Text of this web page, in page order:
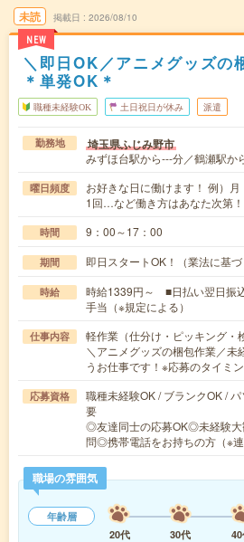
未読
NEW
掲載日 2026/08/10
＼即日OK／アニメグッズの
＊単発OK＊
職種未経験OK 土日祝日が休み 派遣
勤務地 埼玉県ふじみ野市
みずほ台駅から---分／鶴瀬駅か
曜日頻度
お好きな日に働けます！ 例）
1回…など働き方はあなた次第！
時間 9：00～17：00
期間 即日スタートOK！（業法に基づ
時給
時給1339円～ ■日払い翌日振
手当（※規定による）
仕事内容
軽作業（仕分け・ピッキング・
＼アニメグッズの梱包作業／未
うお仕事です！※応募のタイミ
応募資格
職種未経験OK / ブランクOK /
要
◎友達同士の応募OK◎未経験
問◎携帯電話をお持ちの方（※
職場の雰囲気
年齢層
20代
30代